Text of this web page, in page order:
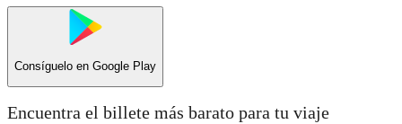
Consíguelo en Google Play
Encuentra el billete más barato para tu viaje